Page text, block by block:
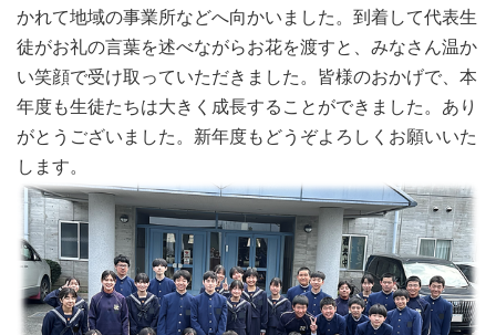
かれて地域の事業所などへ向かいました。到着して代表生
徒がお礼の言葉を述べながらお花を渡すと、みなさん温か
い笑顔で受け取っていただきました。皆様のおかげで、本
年度も生徒たちは大きく成長することができました。あり
がとうございました。新年度もどうぞよろしくお願いいた
します。